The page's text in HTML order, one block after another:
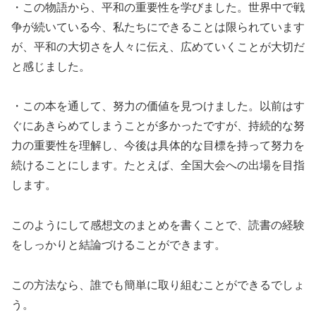
・この物語から、平和の重要性を学びました。世界中で戦
争が続いている今、私たちにできることは限られています
が、平和の大切さを人々に伝え、広めていくことが大切だ
と感じました。
・この本を通して、努力の価値を見つけました。以前はす
ぐにあきらめてしまうことが多かったですが、持続的な努
力の重要性を理解し、今後は具体的な目標を持って努力を
続けることにします。たとえば、全国大会への出場を目指
します。
このようにして感想文のまとめを書くことで、読書の経験
をしっかりと結論づけることができます。
この方法なら、誰でも簡単に取り組むことができるでしょ
う。